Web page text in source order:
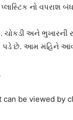
નો વપરાશ
ચોકડી અને
પડે છે. આમ મહિને
be viewed by